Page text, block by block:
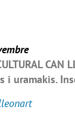
CAN
i uramakis.